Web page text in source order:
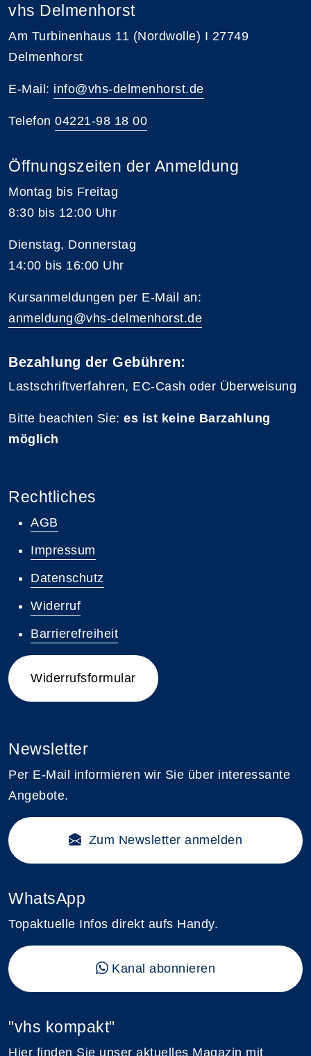
vhs Delmenhorst
Am Turbinenhaus 11 (Nordwolle) I 27749
Delmenhorst
E-Mail: info@vhs-delmenhorst.de
Telefon 04221-98 18 00
Öffnungszeiten der Anmeldung
Montag bis Freitag
8:30 bis 12:00 Uhr
Dienstag, Donnerstag
14:00 bis 16:00 Uhr
Kursanmeldungen per E-Mail an:
anmeldung@vhs-delmenhorst.de
Bezahlung der Gebühren:
Lastschriftverfahren, EC-Cash oder Überweisung
Bitte beachten Sie: es ist keine Barzahlung
möglich
Rechtliches
AGB
Impressum
Datenschutz
Widerruf
Barrierefreiheit
Widerrufsformular
Newsletter
Per E-Mail informieren wir Sie über interessante
Angebote.
Zum Newsletter anmelden
WhatsApp
Topaktuelle Infos direkt aufs Handy.
Kanal abonnieren
"vhs kompakt"
Hier finden Sie unser aktuelles Magazin mit